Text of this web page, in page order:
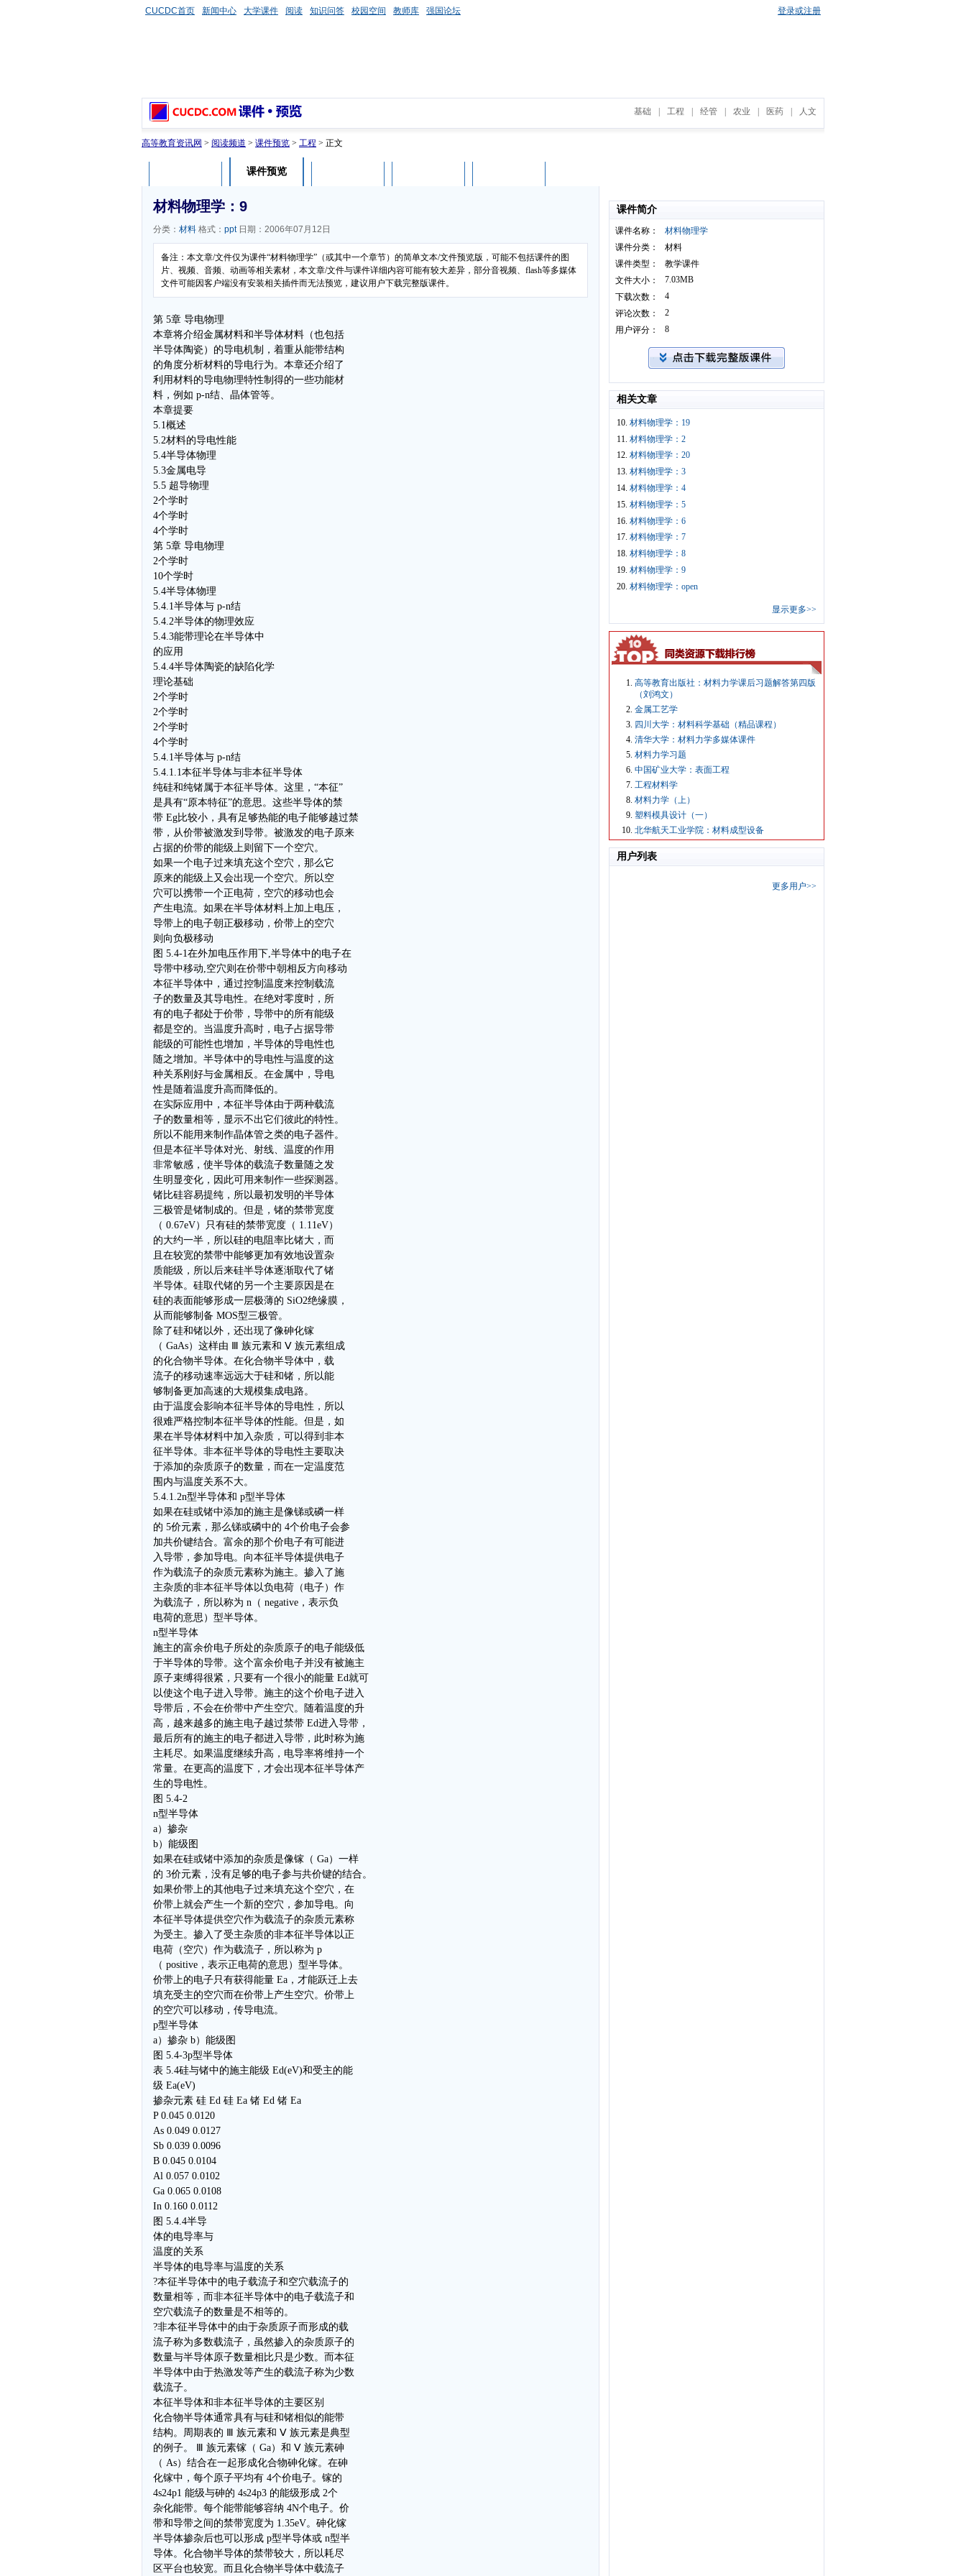
CUCDC首页 新闻中心 大学课件 阅读 知识问答 校园空间 教师库 强国论坛 登录或注册
基础 工程 经管 农业 医药 人文
高等教育资讯网 > 阅读频道 > 课件预览 > 工程 > 正文
课件预览
材料物理学：9
分类： 材料 格式： ppt日期：2006年07月12日
备注：本文章/文件仅为课件“材料物理学”（或其中一个章节）的简单文本/文件预览版，可能不包括课件的图
片、视频、音频、动画等相关素材，本文章/文件与课件详细内容可能有较大差异，部分音视频、flash等多媒体
文件可能因客户端没有安装相关插件而无法预览，建议用户下载完整版课件。
第 5章 导电物理
本章将介绍金属材料和半导体材料（也包括
半导体陶瓷）的导电机制，着重从能带结构
的角度分析材料的导电行为。本章还介绍了
利用材料的导电物理特性制得的一些功能材
料，例如 p-n结、晶体管等。
本章提要
5.1概述
5.2材料的导电性能
5.4半导体物理
5.3金属电导
5.5 超导物理
2个学时
4个学时
4个学时
第 5章 导电物理
2个学时
10个学时
5.4半导体物理
5.4.1半导体与 p-n结
5.4.2半导体的物理效应
5.4.3能带理论在半导体中
的应用
5.4.4半导体陶瓷的缺陷化学
理论基础
2个学时
2个学时
2个学时
4个学时
5.4.1半导体与 p-n结
5.4.1.1本征半导体与非本征半导体
纯硅和纯锗属于本征半导体。这里，“本征”
是具有“原本特征”的意思。这些半导体的禁
带 Eg比较小，具有足够热能的电子能够越过禁
带，从价带被激发到导带。被激发的电子原来
占据的价带的能级上则留下一个空穴。
如果一个电子过来填充这个空穴，那么它
原来的能级上又会出现一个空穴。所以空
穴可以携带一个正电荷，空穴的移动也会
产生电流。如果在半导体材料上加上电压，
导带上的电子朝正极移动，价带上的空穴
则向负极移动
图 5.4-1在外加电压作用下,半导体中的电子在
导带中移动,空穴则在价带中朝相反方向移动
本征半导体中，通过控制温度来控制载流
子的数量及其导电性。在绝对零度时，所
有的电子都处于价带，导带中的所有能级
都是空的。当温度升高时，电子占据导带
能级的可能性也增加，半导体的导电性也
随之增加。半导体中的导电性与温度的这
种关系刚好与金属相反。在金属中，导电
性是随着温度升高而降低的。
在实际应用中，本征半导体由于两种载流
子的数量相等，显示不出它们彼此的特性。
所以不能用来制作晶体管之类的电子器件。
但是本征半导体对光、射线、温度的作用
非常敏感，使半导体的载流子数量随之发
生明显变化，因此可用来制作一些探测器。
锗比硅容易提纯，所以最初发明的半导体
三极管是锗制成的。但是，锗的禁带宽度
（ 0.67eV）只有硅的禁带宽度（ 1.11eV）
的大约一半，所以硅的电阻率比锗大，而
且在较宽的禁带中能够更加有效地设置杂
质能级，所以后来硅半导体逐渐取代了锗
半导体。硅取代锗的另一个主要原因是在
硅的表面能够形成一层极薄的 SiO2绝缘膜，
从而能够制备 MOS型三极管。
除了硅和锗以外，还出现了像砷化镓
（ GaAs）这样由 Ⅲ 族元素和 Ⅴ 族元素组成
的化合物半导体。在化合物半导体中，载
流子的移动速率远远大于硅和锗，所以能
够制备更加高速的大规模集成电路。
由于温度会影响本征半导体的导电性，所以
很难严格控制本征半导体的性能。但是，如
果在半导体材料中加入杂质，可以得到非本
征半导体。非本征半导体的导电性主要取决
于添加的杂质原子的数量，而在一定温度范
围内与温度关系不大。
5.4.1.2n型半导体和 p型半导体
如果在硅或锗中添加的施主是像锑或磷一样
的 5价元素，那么锑或磷中的 4个价电子会参
加共价键结合。富余的那个价电子有可能进
入导带，参加导电。向本征半导体提供电子
作为载流子的杂质元素称为施主。掺入了施
主杂质的非本征半导体以负电荷（电子）作
为载流子，所以称为 n（ negative，表示负
电荷的意思）型半导体。
n型半导体
施主的富余价电子所处的杂质原子的电子能级低
于半导体的导带。这个富余价电子并没有被施主
原子束缚得很紧，只要有一个很小的能量 Ed就可
以使这个电子进入导带。施主的这个价电子进入
导带后，不会在价带中产生空穴。随着温度的升
高，越来越多的施主电子越过禁带 Ed进入导带，
最后所有的施主的电子都进入导带，此时称为施
主耗尽。如果温度继续升高，电导率将维持一个
常量。在更高的温度下，才会出现本征半导体产
生的导电性。
图 5.4-2
n型半导体
a）掺杂
b）能级图
如果在硅或锗中添加的杂质是像镓（ Ga）一样
的 3价元素，没有足够的电子参与共价键的结合。
如果价带上的其他电子过来填充这个空穴，在
价带上就会产生一个新的空穴，参加导电。向
本征半导体提供空穴作为载流子的杂质元素称
为受主。掺入了受主杂质的非本征半导体以正
电荷（空穴）作为载流子，所以称为 p
（ positive，表示正电荷的意思）型半导体。
价带上的电子只有获得能量 Ea，才能跃迁上去
填充受主的空穴而在价带上产生空穴。价带上
的空穴可以移动，传导电流。
p型半导体
a）掺杂 b）能级图
图 5.4-3p型半导体
表 5.4硅与锗中的施主能级 Ed(eV)和受主的能
级 Ea(eV)
掺杂元素 硅 Ed 硅 Ea 锗 Ed 锗 Ea
P 0.045 0.0120
As 0.049 0.0127
Sb 0.039 0.0096
B 0.045 0.0104
Al 0.057 0.0102
Ga 0.065 0.0108
In 0.160 0.0112
图 5.4.4半导
体的电导率与
温度的关系
半导体的电导率与温度的关系
?本征半导体中的电子载流子和空穴载流子的
数量相等，而非本征半导体中的电子载流子和
空穴载流子的数量是不相等的。
?非本征半导体中的由于杂质原子而形成的载
流子称为多数载流子，虽然掺入的杂质原子的
数量与半导体原子数量相比只是少数。而本征
半导体中由于热激发等产生的载流子称为少数
载流子。
本征半导体和非本征半导体的主要区别
化合物半导体通常具有与硅和锗相似的能带
结构。周期表的 Ⅲ 族元素和 Ⅴ 族元素是典型
的例子。 Ⅲ 族元素镓（ Ga）和 Ⅴ 族元素砷
（ As）结合在一起形成化合物砷化镓。在砷
化镓中，每个原子平均有 4个价电子。镓的
4s24p1 能级与砷的 4s24p3 的能级形成 2个
杂化能带。每个能带能够容纳 4N个电子。价
带和导带之间的禁带宽度为 1.35eV。砷化镓
半导体掺杂后也可以形成 p型半导体或 n型半
导体。化合物半导体的禁带较大，所以耗尽
区平台也较宽。而且化合物半导体中载流子
课件简介
课件名称：
材料物理学
课件分类：
材料
课件类型：
教学课件
文件大小：
7.03MB
下载次数：
4
评论次数：
2
用户评分：
8
相关文章
10. 材料物理学：19
11. 材料物理学：2
12. 材料物理学：20
13. 材料物理学：3
14. 材料物理学：4
15. 材料物理学：5
16. 材料物理学：6
17. 材料物理学：7
18. 材料物理学：8
19. 材料物理学：9
20. 材料物理学：open
显示更多>>
高等教育出版社：材料力学课后习题解答第四版
（刘鸿文）
金属工艺学
四川大学：材料科学基础（精品课程）
清华大学：材料力学多媒体课件
材料力学习题
中国矿业大学：表面工程
工程材料学
材料力学（上）
塑料模具设计（一）
北华航天工业学院：材料成型设备
用户列表
更多用户>>